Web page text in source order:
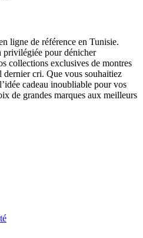
ligne de référence en Tunisie.
privilégiée pour dénicher
collections exclusives de montres
dernier cri. Que vous souhaitiez
cadeau inoubliable pour vos
de grandes marques aux meilleurs